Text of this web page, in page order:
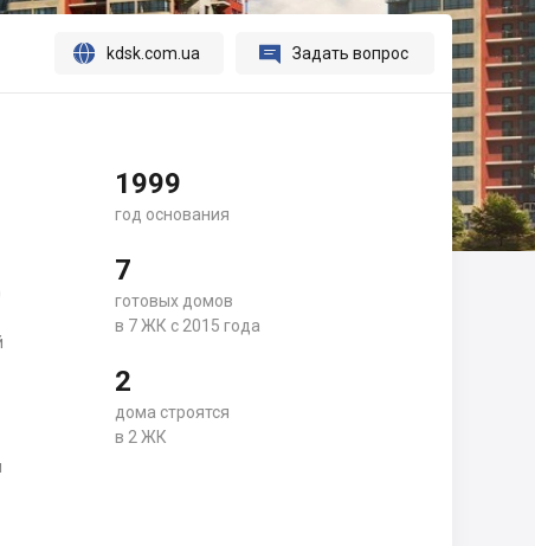


 kdsk.com.ua  Задать вопрос
1999
год основания
7
готовых домов
в 7 ЖК с 2015 года
2
дома строятся
в 2 ЖК